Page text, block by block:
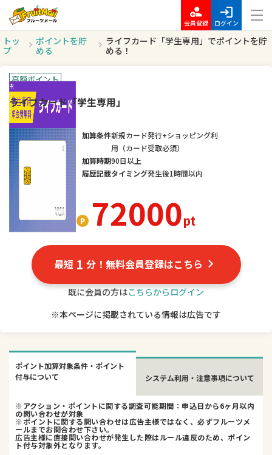
会員登録 ログイン
トッ
プ
ポイントを貯
める
ライフカード「学生専用」でポイントを貯
める！
高額ポイント
ライフカード「学生専用」
72000pt
加算条件新規カード発行+ショッピング利
用（カード受取必須）
加算時期90日以上
履歴記載タイミング発生後1時間以内
最短 1 分！無料会員登録はこちら
既に会員の方はこちらからログイン
※本ページに掲載されている情報は広告です
ポイント加算対象条件・ポイント
付与について
システム利用・注意事項について
※アクション・ポイントに関する調査可能期間：申込日から6ヶ月以内
の問い合わせが対象
※ポイントに関する問い合わせは広告主様ではなく、必ずフルーツメ
ールまでお問合わせ下さい。
広告主様に直接問い合わせが発生した際はルール違反のため、ポイン
ト付与対象外となります。